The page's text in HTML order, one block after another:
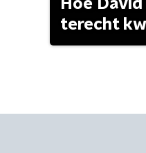
Hoe
terecht